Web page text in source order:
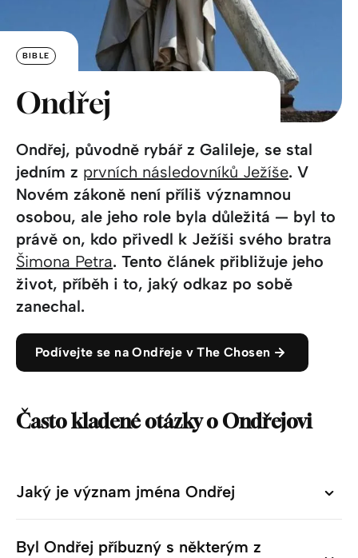
BIBLE
Ondřej
Ondřej, původně rybář z Galileje, se stal
jedním z prvních následovníků Ježíše. V
Novém zákoně není příliš významnou
osobou, ale jeho role byla důležitá — byl to
právě on, kdo přivedl k Ježíši svého bratra
Šimona Petra. Tento článek přibližuje jeho
život, příběh i to, jaký odkaz po sobě
zanechal.
Podívejte se na Ondřeje v The Chosen
Často kladené otázky o Ondřejovi
Jaký je význam jména Ondřej
Byl Ondřej příbuzný s některým z
Jaký je význam jména Ondřej
Byl Ondřej příbuzný s některým z